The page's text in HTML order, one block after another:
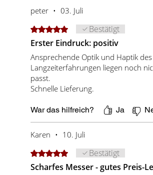
peter • 03. Juli
Mit 5 von 5 Sternen bewertet.
Bestätigt
Erster Eindruck: positiv
Ansprechende Optik und Haptik
Langzeiterfahrungen liegen noch
passt.
Schnelle Lieferung.
War das hilfreich? Ja
Karen • 10. Juli
Mit 5 von 5 Sternen bewertet.
Bestätigt
Scharfes Messer - gutes Preis-